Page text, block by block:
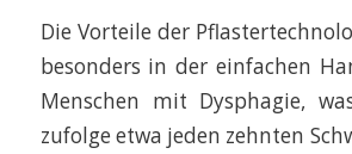
Die Vorteile der
besonders in der einfachen
Menschen mit Dysphagie,
zufolge etwa jeden zehnten